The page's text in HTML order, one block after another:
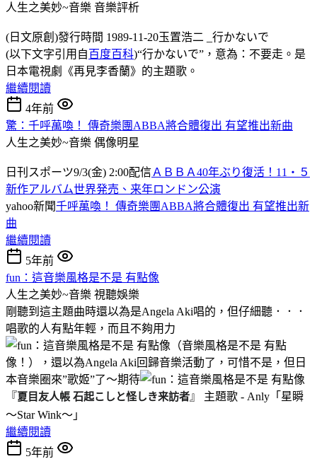
人生之美妙~音樂 音樂評析
(日文原創)發行時間 1989-11-20玉置浩二 _行かないで
(以下文字引用自百度百科)“行かないで”，意為：不要走。是
日本電視劇《再見李香蘭》的主題歌。
繼續閱讀
4年前
驚：千呼萬喚！ 傳奇樂團ABBA將合體復出 有望推出新曲
人生之美妙~音樂 偶像明星
日刊スポーツ9/3(金) 2:00配信ＡＢＢＡ40年ぶり復活！11・５
新作アルバム世界発売、来年ロンドン公演
yahoo新聞千呼萬喚！ 傳奇樂團ABBA將合體復出 有望推出新
曲
繼續閱讀
5年前
fun：這音樂風格是不是 有點像
人生之美妙~音樂 視聽娛樂
剛聽到這主題曲時還以為是Angela Aki唱的，但仔細聽．．．
唱歌的人有點年輕，而且不夠用力
（音樂風格是不是 有點
像！），還以為Angela Aki回歸音樂活動了，可惜不是，但日
本音樂圈來”歌姬”了～期待
『夏目友人帳 石起こしと怪しき来訪者』 主題歌 - Anly「星瞬
〜Star Wink〜」
繼續閱讀
5年前